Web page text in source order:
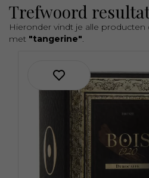
Trefwoord
Hieronder vindt je alle
met "tangerine".